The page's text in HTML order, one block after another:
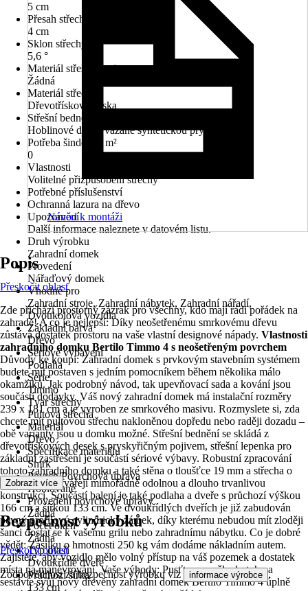
5 cm
Přesah střechy zadní
4 cm
Sklon střechy
5,6 °
Materiál střešní krytiny
Žádná
Materiál střechy
Dřevotřísková deska
Střešní bednění
Hoblinové desky vázané syntetickou pryskyřicí
Potřeba šindelů v m²
0
Vlastnosti
Volitelné přizpůsobení střechy
Potřebné příslušenství
Ochranná lazura na dřevo
Upozornění
Další informace naleznete v datovém listu.
Druh výrobku
Zahradní domek
Provedení
Nářaďový domek
Vhodné pro
Zahradní stroje, Zahradní nábytek, Zahradní nářadí,
Dvoukolová vozidla
Základní barva
Dřevo
Sériové vybavení
Podlaha
Série
Timmo
Tvar střechy
Pultová střecha
Materiál
Dřevo
Specifikace materiálu
Smrk
Povrch/Povrchová úprava
Hoblované
Provedení povrchové úpravy
Žádná
Počet oken
Žádná
Typ dveří
Dvoukřídlé dveře
Průchozí šířka
133 cm
Návod k montáži
Popis
Přeskočit oblast
Zde přichází prostorný zázrak pro všechny, kdo mají rádi pořádek na
zahradě! A co je nejlepší: Díky neošetřenému smrkovému dřevu
zůstává dostatek prostoru na vaše vlastní designové nápady. Vlastnosti
zahradního domku Bertilo Timmo 4 s neošetřeným povrchem
Důvody ke koupi: Zahradní domek s prvkovým stavebním systémem
budete mít postaven s jedním pomocníkem během několika málo
okamžiků. Jak podrobný návod, tak upevňovací sada a kování jsou
součástí dodávky. Váš nový zahradní domek má instalační rozměry
239 x 181 cm a je vyroben ze smrkového masivu. Rozmyslete si, zda
chcete mít pultovou střechu nakloněnou dopředu nebo raději dozadu –
obě varianty jsou u domku možné. Střešní bednění se skládá z
dřevotřískových desek s pryskyřičným pojivem, střešní lepenka pro
základní zastřešení je součástí sériové výbavy. Robustní zpracování
tohoto zahradního domku a také stěna o tloušťce 19 mm a střecha o
síle 12 mm vytvářejí mimořádně odolnou a dlouho trvanlivou
konstrukci. Součástí balení je také podlaha a dveře s průchozí výškou
166 cm a šířkou 133 cm. Ve dvoukřídlých dveřích je již zabudován
pevný profilový cylindrický zámek, díky kterému nebudou mít zloději
šanci dostat se k vašemu grilu nebo zahradnímu nábytku. Co je dobré
vědět: Zásilku o hmotnosti 250 kg vám dodáme nákladním autem.
Zajistěte, aby vozidlo mělo volný přístup na váš pozemek a dostatek
místa na manévrování. Vaše výhody: Pusťte se směle do toho a
sestavte svůj nový dřevěný zahradní domek Bertilo Timmo 4 úplně
Zobrazit více
Bezpečnost výrobků
Přeskočit oblast
Zodpovědnost za bezpečnost výrobku viz informace výrobce .